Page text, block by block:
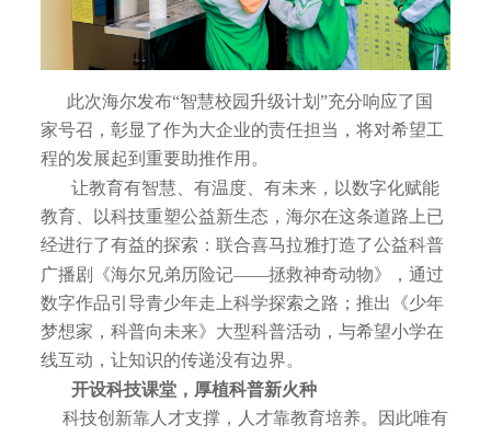
此次海尔发布“智慧校园升级计划”充分响应了国
家号召，彰显了作为大企业的责任担当，将对希望工
程的发展起到重要助推作用。
让教育有智慧、有温度、有未来，以数字化赋能
教育、以科技重塑公益新生态，海尔在这条道路上已
经进行了有益的探索：联合喜马拉雅打造了公益科普
广播剧《海尔兄弟历险记——拯救神奇动物》，通过
数字作品引导青少年走上科学探索之路；推出《少年
梦想家，科普向未来》大型科普活动，与希望小学在
线互动，让知识的传递没有边界。
开设科技课堂，厚植科普新火种
科技创新靠人才支撑，人才靠教育培养。因此唯有